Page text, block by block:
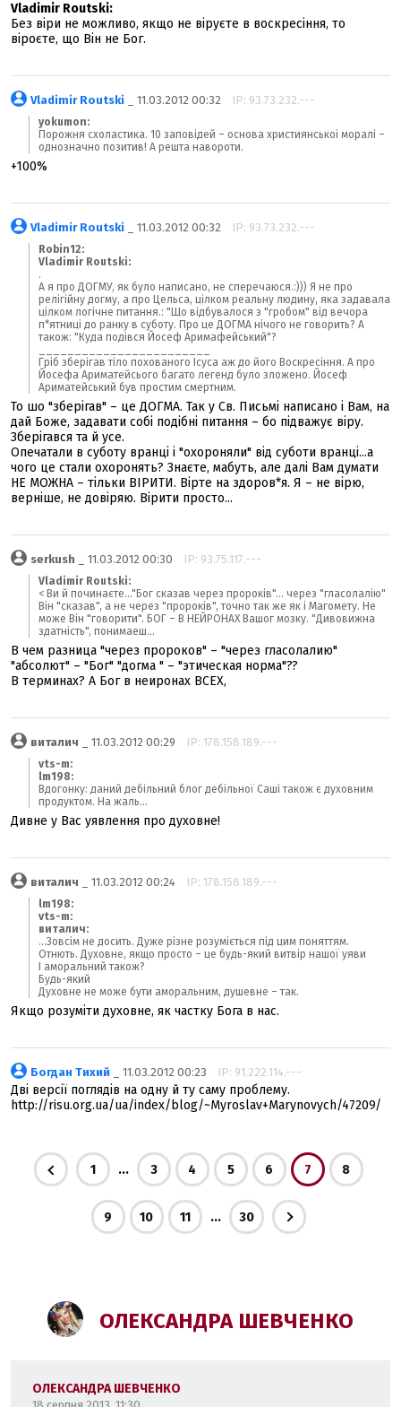
Vladimir Routski:
Без віри не можливо, якщо не віруєте в воскресіння, то
віроєте, що Він не Бог.
Vladimir Routski _ 11.03.2012 00:32 IP: 93.73.232.---
yokumon:
Порожня схоластика. 10 заповідей – основа християнськоі моралі –
однозначно позитив! А решта навороти.
+100%
Vladimir Routski _ 11.03.2012 00:32 IP: 93.73.232.---
Robin12:
Vladimir Routski:
.
А я про ДОГМУ, як було написано, не сперечаюся.:))) Я не про
релігійну догму, а про Цельса, цілком реальну людину, яка задавала
цілком логічне питання.: "Що відбувалося з "гробом" від вечора
п*ятниці до ранку в суботу. Про це ДОГМА нічого не говорить? А
також: "Куда подівся Йосеф Аримафейський"?
Гріб зберігав тіло похованого Ісуса аж до його Воскресіння. А про
Йосефа Ариматейсього багато легенд було зложено. Йосеф
Ариматейський був простим смертним.
То шо "зберігав" – це ДОГМА. Так у Св. Письмі написано і Вам, на
дай Боже, задавати собі подібні питання – бо підважує віру.
Зберігався та й усе.
Опечатали в суботу вранці і "охороняли" від суботи вранці...а
чого це стали охоронять? Знаєте, мабуть, але далі Вам думати
НЕ МОЖНА – тільки ВІРИТИ. Вірте на здоров*я. Я – не вірю,
верніше, не довіряю. Вірити просто...
serkush _ 11.03.2012 00:30 IP: 93.75.117.---
Vladimir Routski:
< Ви й починаєте..."Бог сказав через пророків"... через "гласолалію"
Він "сказав", а не через "пророків", точно так же як і Магомету. Не
може Він "говорити". БОГ – В НЕЙРОНАХ Вашог мозку. "Дивовижна
здатність", понимаеш...
В чем разница "через пророков" – "через гласолалию"
"абсолют" – "Бог" "догма " – "этическая норма"??
В терминах? А Бог в неиронах ВСЕХ,
виталич _ 11.03.2012 00:29 IP: 178.158.189.---
vts-m:
lm198:
Вдогонку: даний дебільний блог дебільної Саші також є духовним
продуктом. На жаль...
Дивне у Вас уявлення про духовне!
виталич _ 11.03.2012 00:24 IP: 178.158.189.---
lm198:
vts-m:
виталич:
...Зовсім не досить. Дуже різне розуміється під цим поняттям.
Отнють. Духовне, якщо просто – це будь-який витвір нашої уяви
І аморальний також?
Будь-який
Духовне не може бути аморальним, душевне – так.
Якщо розуміти духовне, як частку Бога в нас.
Богдан Тихий _ 11.03.2012 00:23 IP: 91.222.114.---
Дві версії поглядів на одну й ту саму проблему.
http://risu.org.ua/ua/index/blog/~Myroslav+Marynovych/47209/
1 ... 3 4 5 6 7 8
9 10 11 ... 30
ОЛЕКСАНДРА ШЕВЧЕНКО
ОЛЕКСАНДРА ШЕВЧЕНКО